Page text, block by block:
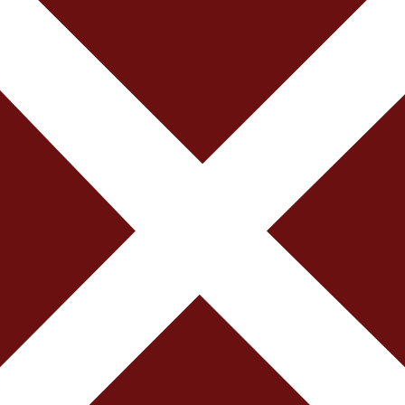
một trong những item không thể thiếu trong bất kỳ tủ
quan trọng đều có thể được ứng dụng. Tại đồng
thực hiện những điều đó một cách tốt nhất. Dưới đây là